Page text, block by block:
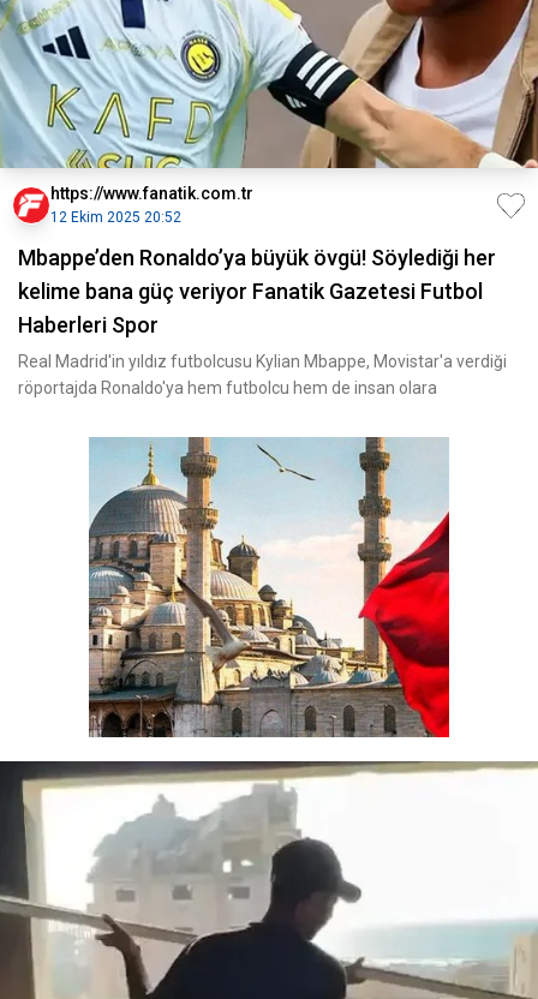
https://www.fanatik.com.tr
12 Ekim 2025 20:52
Mbappe’den Ronaldo’ya büyük övgü! Söylediği her
kelime bana güç veriyor Fanatik Gazetesi Futbol
Haberleri Spor
Real Madrid'in yıldız futbolcusu Kylian Mbappe, Movistar'a verdiği
röportajda Ronaldo'ya hem futbolcu hem de insan olara